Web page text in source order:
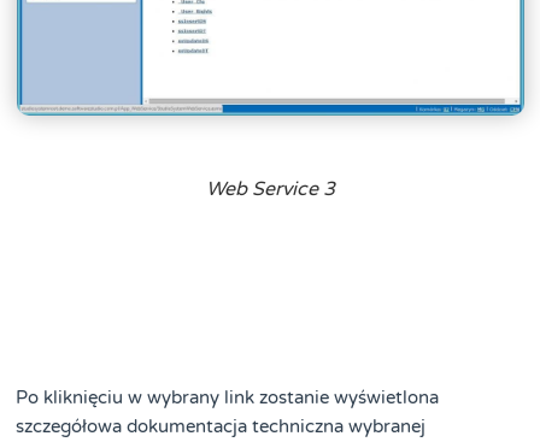
Web Service 3
Po kliknięciu w wybrany link zostanie wyświetlona
szczegółowa dokumentacja techniczna wybranej